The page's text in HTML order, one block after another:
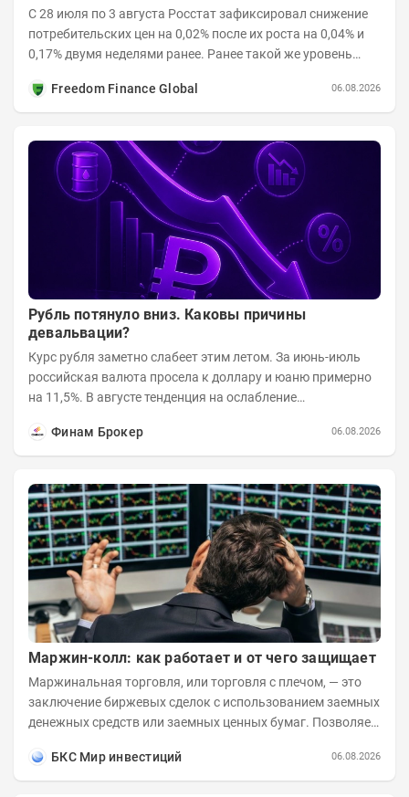
С 28 июля по 3 августа Росстат зафиксировал снижение
потребительских цен на 0,02% после их роста на 0,04% и
0,17% двумя неделями ранее. Ранее такой же уровень
Freedom Finance Global
06.08.2026
Рубль потянуло вниз. Каковы причины
девальвации?
Курс рубля заметно слабеет этим летом. За июнь-июль
российская валюта просела к доллару и юаню примерно
на 11,5%. В августе тенденция на ослабление
Финам Брокер
06.08.2026
Маржин-колл: как работает и от чего защищает
Маржинальная торговля, или торговля с плечом, — это
заключение биржевых сделок с использованием заемных
денежных средств или заемных ценных бумаг. Позволяет
БКС Мир инвестиций
06.08.2026